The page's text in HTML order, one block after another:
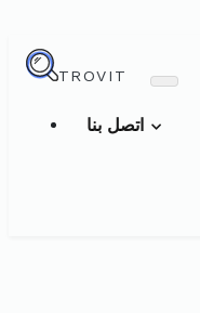
TROVIT